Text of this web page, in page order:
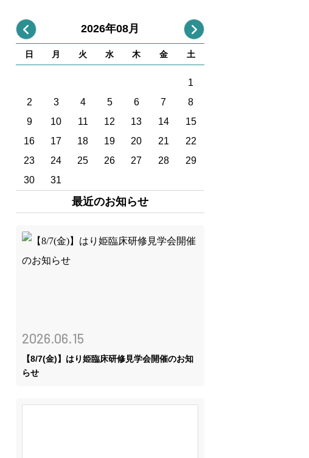
専門・認定看護師
先輩の声
ブログ
病院見学など
実習・研修
2026年08月
日 月 火 水 木 金 土
1
2
3 4 5 6 7
8
9
10 11 12 13 14
15
16
17 18 19 20 21
22
23
24 25 26 27 28
29
30
31
最近のお知らせ
2026.06.15
【8/7(金)】はり姫臨床研修見学会開催のお知
らせ